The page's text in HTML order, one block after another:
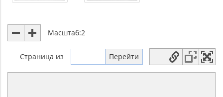
Масштаб:2
Страница из